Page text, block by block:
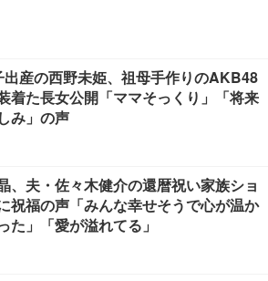
出産の西野未姫、祖母手作りのAKB48
着た長女公開「ママそっくり」「将来
み」の声
、夫・佐々木健介の還暦祝い家族ショ
祝福の声「みんな幸せそうで心が温か
た」「愛が溢れてる」